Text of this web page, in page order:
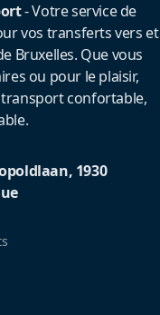
- Votre service de
vos transferts vers et
Bruxelles. Que vous
ou pour le plaisir,
confortable,
1930